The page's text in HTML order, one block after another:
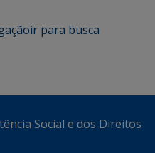
ir para busca
Social e dos Direitos